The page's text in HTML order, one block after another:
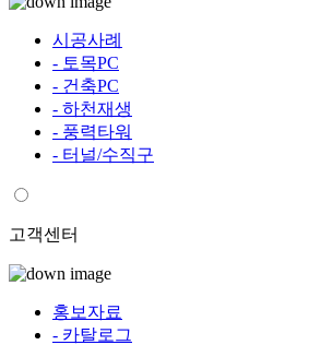
시공사례
- 토목PC
- 건축PC
- 하천재생
- 풍력타워
- 터널/수직구
고객센터
홍보자료
- 카탈로그